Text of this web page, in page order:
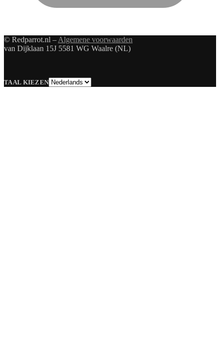
© Redparrot.nl – Algemene voorwaarden
van Dijklaan 15J 5581 WG Waalre (NL)
TAAL KIEZENTaal